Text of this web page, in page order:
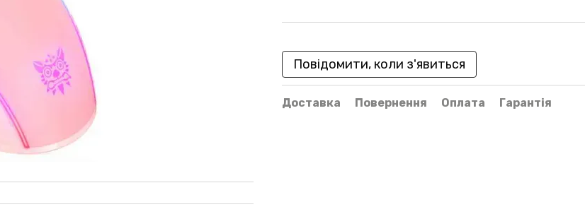
Повідомити, коли з'явиться
Доставка Повернення Оплата Гарантія